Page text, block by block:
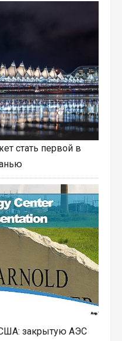
стать первой в
закрытую АЭС